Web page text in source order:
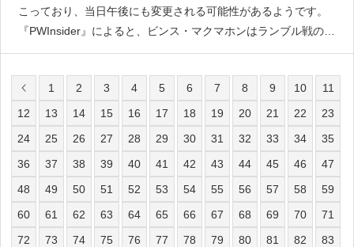
こっており、当日午後にも変更される可能性があるようです。
『PWInsider』によると、ビンス・マクマホンはランブル戦の
様々な側面を綿密に変更していると伝えています。マクマホン
1
2 3 4 5 6 7 8 9 10
11
12
13 14 15 16 17 18 19 20 21 22
23
24
25 26 27 28 29 30 31 32 33 34
35
36
37 38 39 40 41 42 43 44 45 46
47
48
49 50 51 52 53 54 55 56 57 58
59
60
61 62 63 64 65 66 67 68 69 70
71
72
73 74 75 76 77 78 79 80 81 82
83